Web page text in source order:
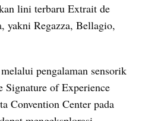
lini terbaru Extrait de
yakni Regazza, Bellagio,
pengalaman sensorik
Signature of Experience
Convention Center pada